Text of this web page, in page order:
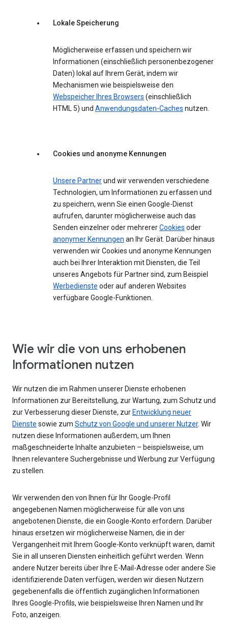
Lokale Speicherung
Möglicherweise erfassen und speichern wir
Informationen (einschließlich personenbezogener
Daten) lokal auf Ihrem Gerät, indem wir
Mechanismen wie beispielsweise den
Webspeicher Ihres Browsers (einschließlich
HTML 5) und Anwendungsdaten-Caches nutzen.
Cookies und anonyme Kennungen
Unsere Partnerund wir verwenden verschiedene
Technologien, um Informationen zu erfassen und
zu speichern, wenn Sie einen Google-Dienst
aufrufen, darunter möglicherweise auch das
Senden einzelner oder mehrererCookies oder
anonymer Kennungen an Ihr Gerät. Darüber hinaus
verwenden wir Cookies und anonyme Kennungen
auch bei Ihrer Interaktion mit Diensten, die Teil
unseres Angebots für Partner sind, zum Beispiel
Werbedienste oder auf anderen Websites
verfügbare Google-Funktionen.
Wie wir die von uns erhobenen
Informationen nutzen
Wir nutzen die im Rahmen unserer Dienste erhobenen
Informationen zur Bereitstellung, zur Wartung, zum Schutz und
zur Verbesserung dieser Dienste, zur Entwicklung neuer
Dienste sowie zum Schutz von Google und unserer Nutzer. Wir
nutzen diese Informationen außerdem, um Ihnen
maßgeschneiderte Inhalte anzubieten – beispielsweise, um
Ihnen relevantere Suchergebnisse und Werbung zur Verfügung
zu stellen.
Wir verwenden den von Ihnen für Ihr Google-Profil
angegebenen Namen möglicherweise für alle von uns
angebotenen Dienste, die ein Google-Konto erfordern. Darüber
hinaus ersetzen wir möglicherweise Namen, die in der
Vergangenheit mit Ihrem Google-Konto verknüpft waren, damit
Sie in all unseren Diensten einheitlich geführt werden. Wenn
andere Nutzer bereits über Ihre E-Mail-Adresse oder andere Sie
identifizierende Daten verfügen, werden wir diesen Nutzern
gegebenenfalls die öffentlich zugänglichen Informationen
Ihres Google-Profils, wie beispielsweise Ihren Namen und Ihr
Foto, anzeigen.